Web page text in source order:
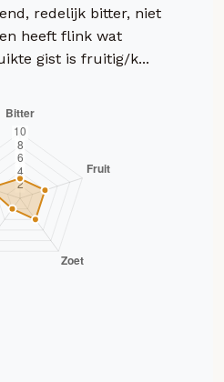
redelijk bitter, niet
heeft flink wat
gist is fruitig/k...